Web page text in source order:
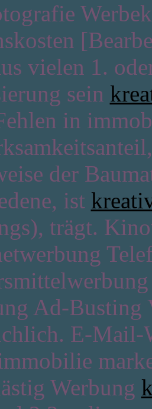
vielen 1.
sein
in
der
ist
trägt.
Ad-Busting
E-Mail-
Werbung